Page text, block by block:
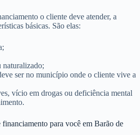
o cliente deve atender, a
básicas. São elas:
naturalizado;
ser no município onde o cliente vive a
vício em drogas ou deficiência mental
para você em Barão de